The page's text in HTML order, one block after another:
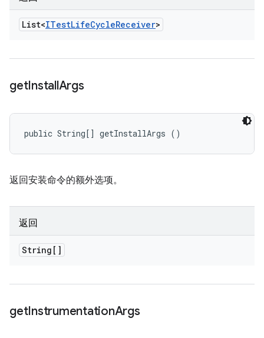
List<ITestLifeCycleReceiver>
getInstallArgs
public String[] getInstallArgs ()
返回安装命令的额外选项。
返回
String[]
getInstrumentationArgs